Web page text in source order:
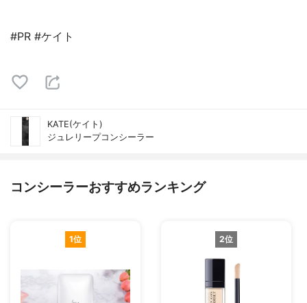
#PR #ケイト
KATE(ケイト)
ジュレリープコンシーラー
コンシーラーおすすめランキング
1位 2位